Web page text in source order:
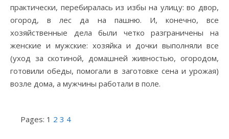
практически, перебиралась из избы на улицу: во двор,
огород, в лес да на пашню. И, конечно, все
хозяйственные дела были четко разграничены на
женские и мужские: хозяйка и дочки выполняли все
(уход за скотиной, домашней живностью, огородом,
готовили обеды, помогали в заготовке сена и урожая)
возле дома, а мужчины работали в поле.
Pages: 1 2 3 4